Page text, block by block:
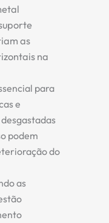
as
na
para
e
podem
do
as